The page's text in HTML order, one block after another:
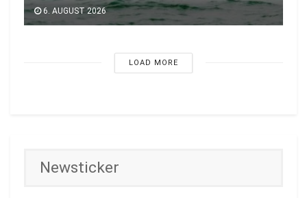
6. AUGUST 2026
LOAD MORE
Newsticker